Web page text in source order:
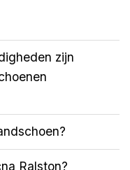
zijn
Ralston?